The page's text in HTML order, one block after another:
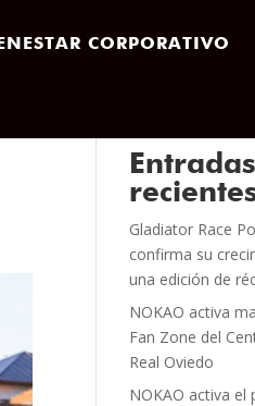
CORPORATIVO
Entradas
Gladiator Race
confirma su
una edición de
NOKAO activa
Fan Zone del
Real Oviedo
NOKAO activa el